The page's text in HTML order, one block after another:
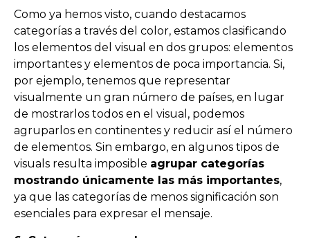
Como ya hemos visto, cuando destacamos
categorías a través del color, estamos clasificando
los elementos del visual en dos grupos: elementos
importantes y elementos de poca importancia. Si,
por ejemplo, tenemos que representar
visualmente un gran número de países, en lugar
de mostrarlos todos en el visual, podemos
agruparlos en continentes y reducir así el número
de elementos. Sin embargo, en algunos tipos de
visuals resulta imposible agrupar categorías
mostrando únicamente las más importantes,
ya que las categorías de menos significación son
esenciales para expresar el mensaje.